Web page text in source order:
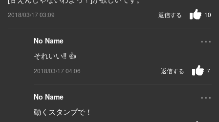
2018/03/17 03:09 10
返信する
No Name ...
それいい‼︎ 👍
2018/03/17 04:06 7
返信する
No Name ...
動くスタンプで！